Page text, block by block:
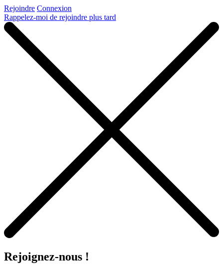
Rejoindre Connexion
Rappelez-moi de rejoindre plus tard
Rejoignez-nous !